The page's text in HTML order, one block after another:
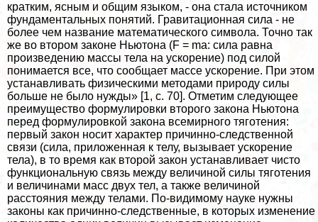
кратким, ясным и общим языком, - она стала источником
фундаментальных понятий. Гравитационная сила - не
более чем название математического символа. Точно так
же во втором законе Ньютона (F = ma: сила равна
произведению массы тела на ускорение) под силой
понимается все, что сообщает массе ускорение. При этом
устанавливать физическими методами природу силы
больше не было нужды» [1, с. 70]. Отметим следующее
преимущество формулировки второго закона Ньютона
перед формулировкой закона всемирного тяготения:
первый закон носит хаpaктер причинно-следственной
связи (сила, приложенная к телу, вызывает ускорение
тела), в то время как второй закон устанавливает чисто
функциональную связь между величиной силы тяготения
и величинами масс двух тел, а также величиной
расстояния между телами. По-видимому науке нужны
законы как причинно-следственные, в которых изменение